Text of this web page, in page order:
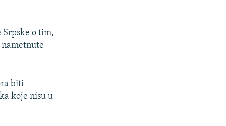
Srpske o tim,
biti
koje nisu u